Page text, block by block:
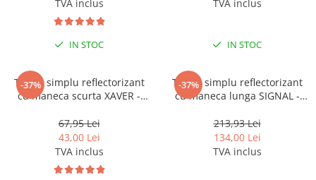
Fleece-uri
Pantaloni de lucru cu pieptar
Pantaloni de lucru in talie
Veste de lucru
TVA inclus
IN STOC
TVA inclus
IN STOC
-37%
Tricou simplu reflectorizant
cu maneca scurta XAVER -
67,95 Lei
43,00 Lei
TVA inclus
-37%
Tricou simplu reflectorizant
cu maneca lunga SIGNAL -
213,93 Lei
134,00 Lei
TVA inclus